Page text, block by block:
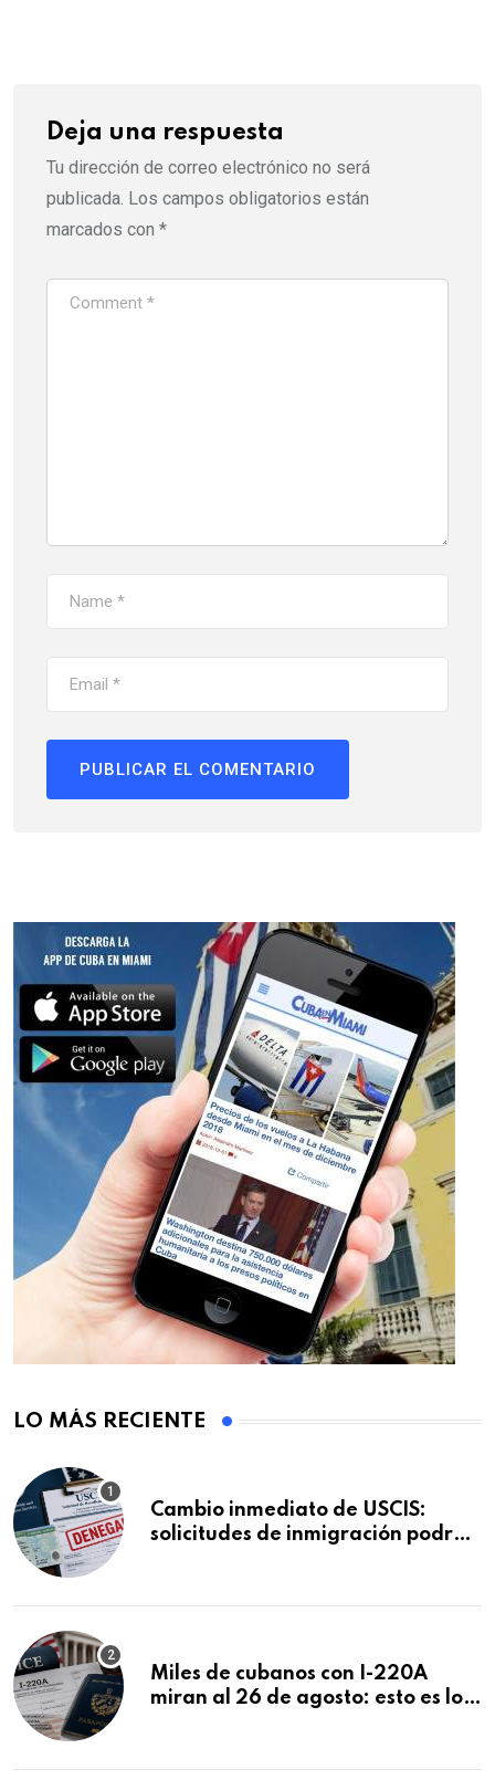
Deja una respuesta
Tu dirección de correo electrónico no será
publicada. Los campos obligatorios están
marcados con *
LO MÁS RECIENTE
Cambio inmediato de USCIS:
solicitudes de inmigración podrán
Miles de cubanos con I-220A
miran al 26 de agosto: esto es lo